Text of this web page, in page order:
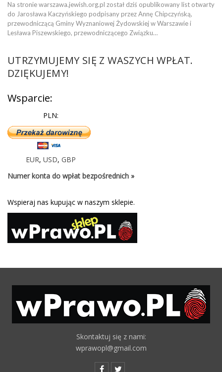
Na stronie warszawa.jewish.org.pl został dziś opublikowany list otwarty
do Jarosława Kaczyńskiego podpisany przez Annę Chipczyńską,
przewodniczącą Gminy Wyznaniowej Żydowskiej w Warszawie i
Lesława Piszewskiego, przewodniczącego Związku…
UTRZYMUJEMY SIĘ Z WASZYCH WPŁAT.
DZIĘKUJEMY!
Wsparcie:
PLN:
EUR, USD, GBP
Numer konta do wpłat bezpośrednich »
Wspieraj nas kupując w naszym sklepie.
Skontaktuj się z nami:
wprawopl@gmail.com